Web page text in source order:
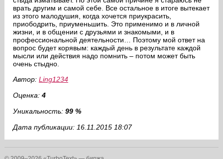
врать другим и самой себе. Все остальное в итоге вытекает
из этого малодушия, когда хочется приукрасить,
приободрить, приуменьшить. Это применимо и в личной
жизни, и в общении с друзьями и знакомыми, и в
профессиональной деятельности… Поэтому мой ответ на
вопрос будет корявым: каждый день в результате каждой
мысли или действия надо помнить – потом может быть
очень стыдно.
Автор: Ling1234
Оценка: 4
Уникальность: 99 %
Дата публикации: 16.11.2015 18:07